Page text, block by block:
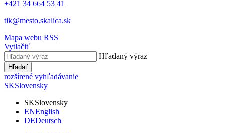
+421 34 664 53 41
tik@mesto.skalica.sk
Mapa webu RSS
Vytlačiť
Hľadaný výraz
Hľadať
rozšírené vyhľadávanie
SKSlovensky
SKSlovensky
ENEnglish
DEDeutsch